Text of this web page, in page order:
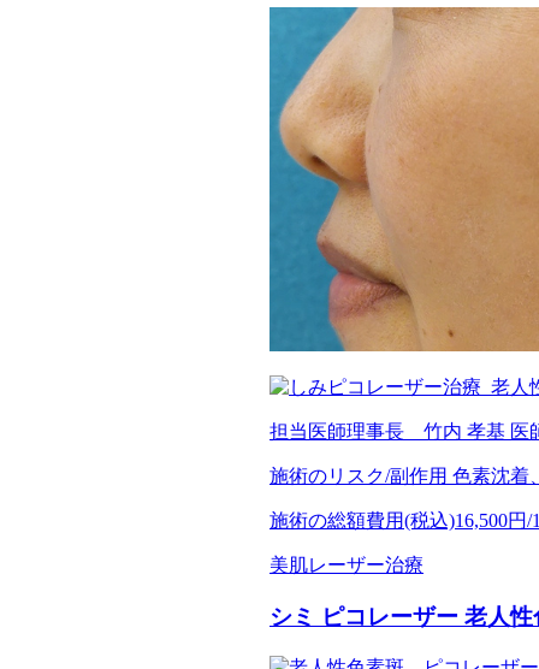
担当医師理事長 竹内 孝基 医
施術のリスク/副作用 色素沈着
施術の総額費用(税込)16,500円/
美肌レーザー治療
シミ ピコレーザー 老人